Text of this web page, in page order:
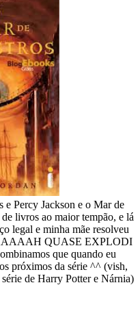
e Percy Jackson e o Mar de
livros ao maior tempão, e lá
legal e minha mãe resolveu
QUASE EXPLODI
que quando eu
próximos da série ^^ (vish,
de Harry Potter e Nárnia)